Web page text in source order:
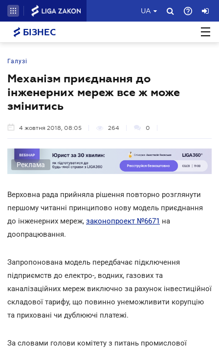
UA
БІЗНЕС
Галузі
Механізм приєднання до
інженерних мереж все ж може
змінитись
4 жовтня 2018, 08:05 264 0
Реклама
Верховна рада прийняла рішення повторно розглянути
першому читанні принципово нову модель приєднання
до інженерних мереж, законопроект №6671 на
доопрацювання.
Запропонована модель передбачає підключення
підприємств до електро-, водних, газових та
каналізаційних мереж виключно за рахунок інвестиційної
складової тарифу, що повинно унеможливити корупцію
та приховані чи дублюючі платежі.
За словами голови комітету з питань промислової